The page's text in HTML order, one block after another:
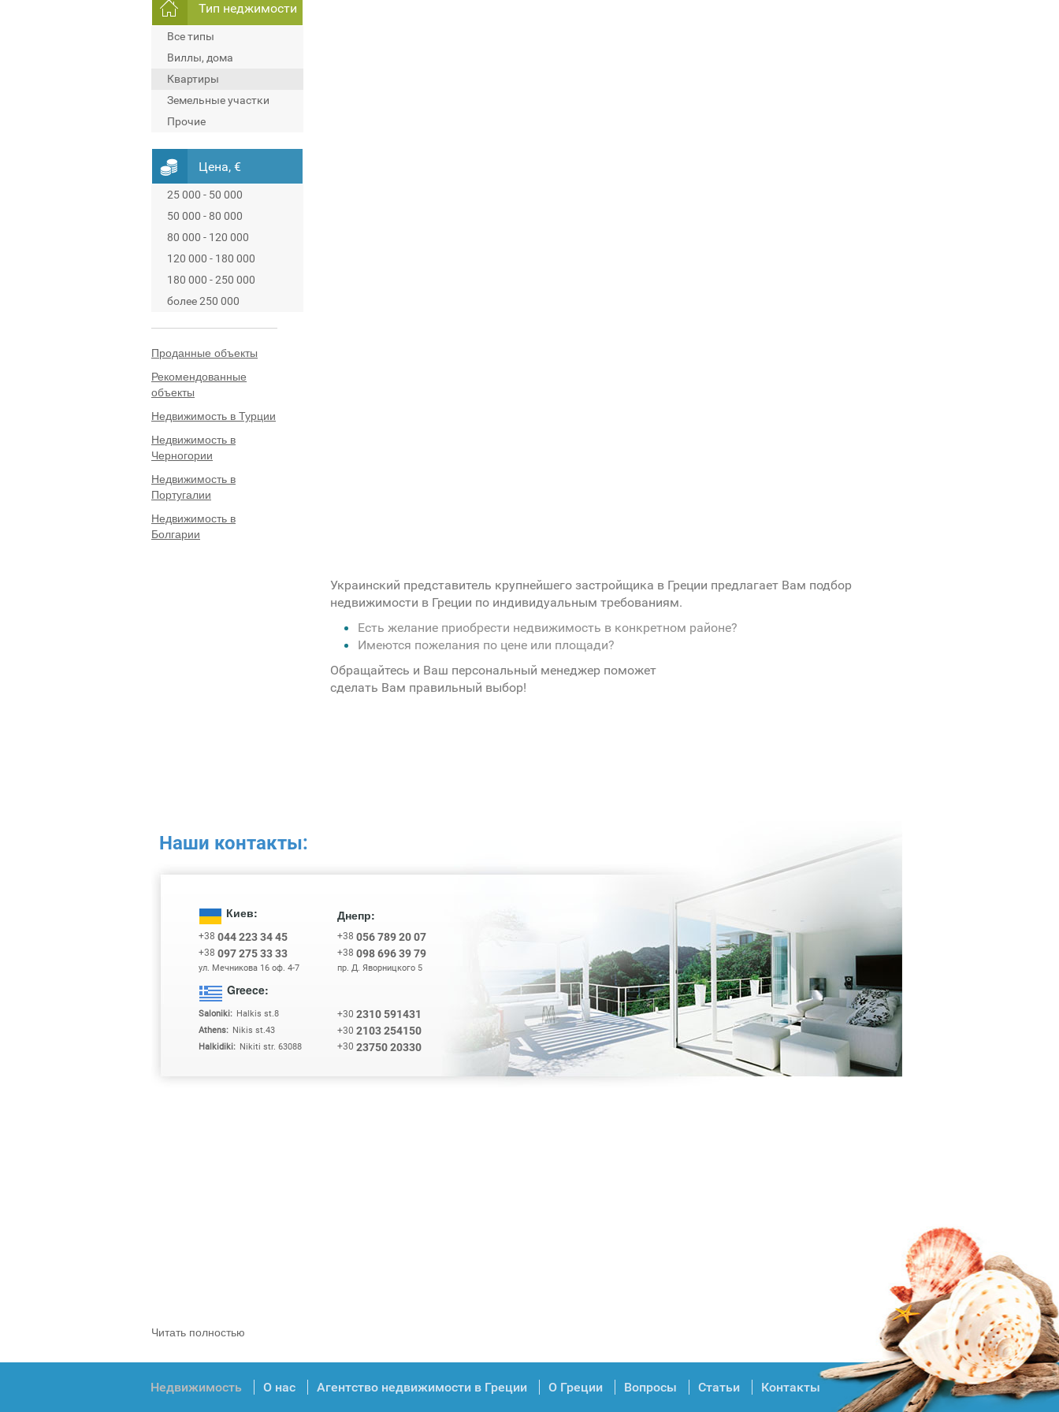
Тип неджимости
Все типы
Виллы, дома
Квартиры
Земельные участки
Прочие
Цена, €
25 000 - 50 000
50 000 - 80 000
80 000 - 120 000
120 000 - 180 000
180 000 - 250 000
более 250 000
Проданные объекты
Рекомендованные
объекты
Недвижимость в Турции
Недвижимость в
Черногории
Недвижимость в
Португалии
Недвижимость в
Болгарии
Украинский представитель крупнейшего застройщика в Греции предлагает Вам подбор
недвижимости в Греции по индивидуальным требованиям.
Есть желание приобрести недвижимость в конкретном районе?
Имеются пожелания по цене или площади?
Обращайтесь и Ваш персональный менеджер поможет
сделать Вам правильный выбор!
Наши контакты:
Киев: Днепр:
+38 044 223 34 45 +38 056 789 20 07
+38 097 275 33 33 +38 098 696 39 79
ул. Мечникова 16 оф. 4-7 пр. Д. Яворницкого 5
Greece:
Saloniki: Halkis st.8 +30 2310 591431
Athens: Nikis st.43 +30 2103 254150
Halkidiki: Nikiti str. 63088 +30 23750 20330
Читать полностью
Недвижимость О нас Агентство недвижимости в Греции О Греции Вопросы Статьи Контакты